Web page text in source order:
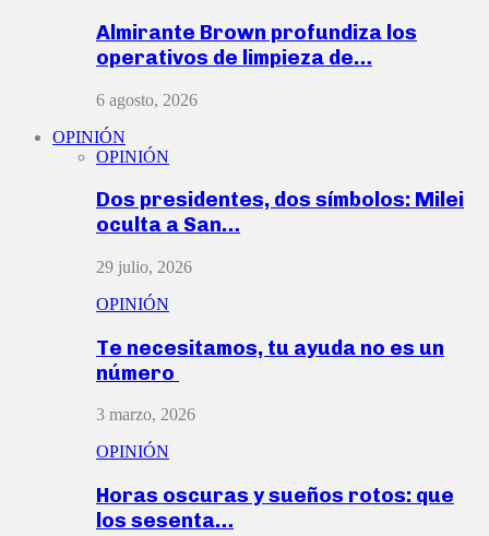
Almirante Brown profundiza los
operativos de limpieza de…
6 agosto, 2026
OPINIÓN
OPINIÓN
Dos presidentes, dos símbolos: Milei
oculta a San…
29 julio, 2026
OPINIÓN
Te necesitamos, tu ayuda no es un
número
3 marzo, 2026
OPINIÓN
Horas oscuras y sueños rotos: que
los sesenta…